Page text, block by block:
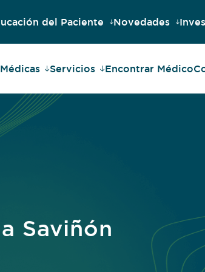
del Paciente Novedades
Servicios Encontrar Médico
Saviñón